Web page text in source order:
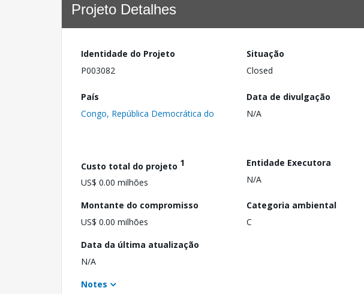
Projeto Detalhes
Identidade do Projeto
P003082
Situação
Closed
País
Congo, República Democrática do
Data de divulgação
N/A
Custo total do projeto 1
US$ 0.00 milhões
Entidade Executora
N/A
Montante do compromisso
US$ 0.00 milhões
Categoria ambiental
C
Data da última atualização
N/A
Notes